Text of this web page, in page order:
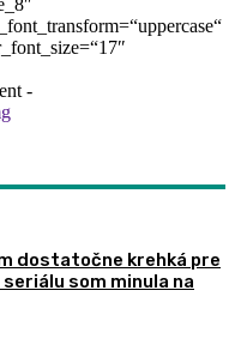
-
dostatočne krehká pre
som minula na